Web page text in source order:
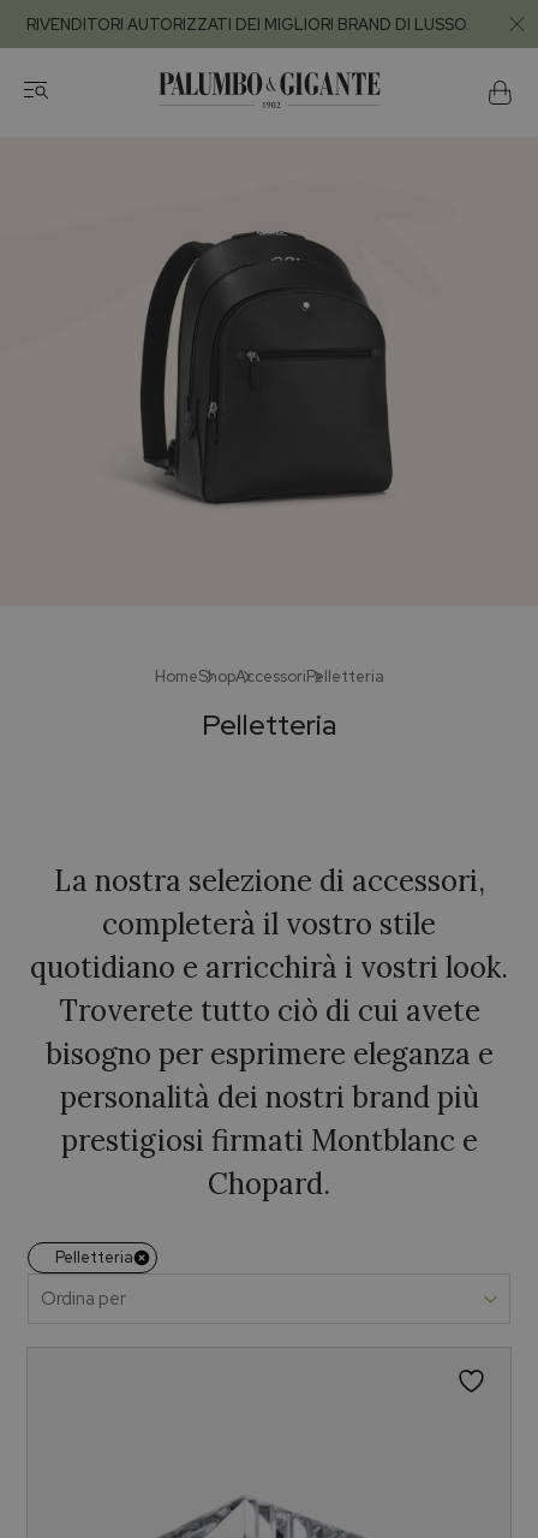
RIVENDITORI AUTORIZZATI DEI MIGLIORI BRAND DI LUSSO.
HomeShopAccessoriPelletteria
Pelletteria
La nostra selezione di accessori,
completerà il vostro stile
quotidiano e arricchirà i vostri look.
Troverete tutto ciò di cui avete
bisogno per esprimere eleganza e
personalità dei nostri brand più
prestigiosi firmati Montblanc e
Chopard.
Pelletteria